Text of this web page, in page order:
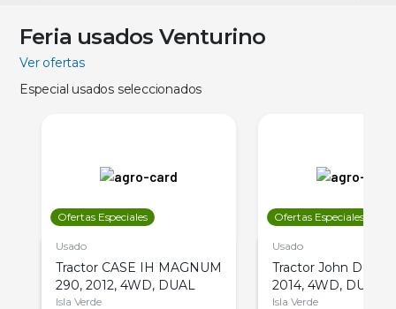
Feria usados Venturino
Ver ofertas
Especial usados seleccionados
Ofertas Especiales
Usado
Tractor CASE IH MAGNUM
290, 2012, 4WD, DUAL
Isla Verde
Ofertas Especiales
Usado
Tractor John Deere
2014, 4WD, DUAL
Isla Verde